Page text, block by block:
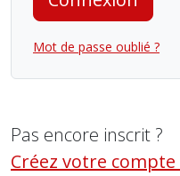
Mot de passe oublié ?
Pas encore inscrit ?
Créez votre